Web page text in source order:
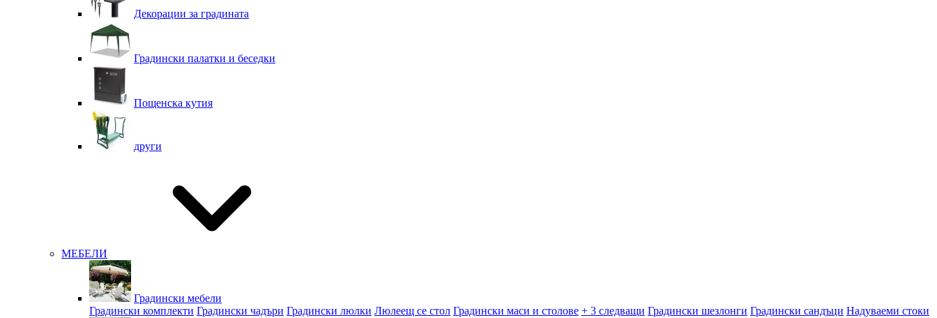
Декорации за градината
Градински палатки и беседки
Пощенска кутия
други
МЕБЕЛИ
Градински мебели
Градински комплекти Градински чадъри Градински люлки Люлеещ се стол Градински маси и столове + 3 следващи Градински шезлонги Градински сандъци Надуваеми стоки